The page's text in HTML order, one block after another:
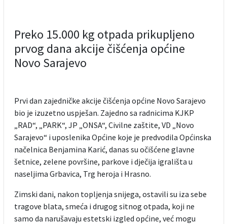
Preko 15.000 kg otpada prikupljeno
prvog dana akcije čišćenja općine
Novo Sarajevo
Prvi dan zajedničke akcije čišćenja općine Novo Sarajevo
bio je izuzetno uspješan. Zajedno sa radnicima KJKP
„RAD“, „PARK“, JP „ONSA“, Civilne zaštite, VD „Novo
Sarajevo“ i uposlenika Općine koje je predvodila Općinska
načelnica Benjamina Karić, danas su očišćene glavne
šetnice, zelene površine, parkove i dječija igrališta u
naseljima Grbavica, Trg heroja i Hrasno.
Zimski dani, nakon topljenja snijega, ostavili su iza sebe
tragove blata, smeća i drugog sitnog otpada, koji ne
samo da narušavaju estetski izgled općine, već mogu